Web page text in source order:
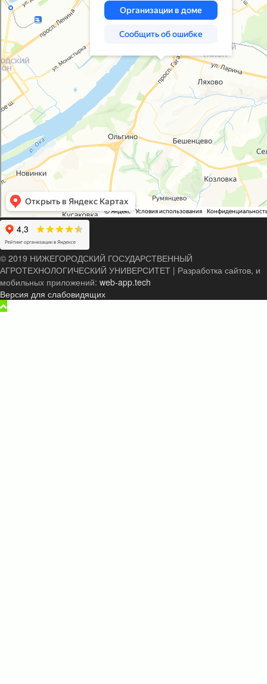
© 2019 НИЖЕГОРОДСКИЙ ГОСУДАРСТВЕННЫЙ
АГРОТЕХНОЛОГИЧЕСКИЙ УНИВЕРСИТЕТ | Разработка сайтов, и
мобильных приложений: web-app.tech
Версия для слабовидящих